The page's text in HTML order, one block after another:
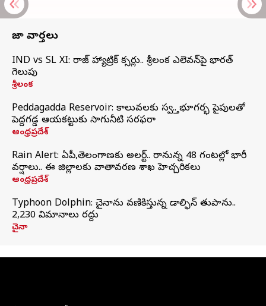
తాజా వార్తలు
IND vs SL XI: సిరాజ్‌ హ్యాట్రిక్‌ సిక్సర్లు.. శ్రీలంక ఎలెవన్‌పై భారత్‌
గెలుపు
శ్రీలంక
Peddagadda Reservoir: కాలువలకు స్వస్తి.. భూగర్భ పైపులతో
పెద్దగడ్డ ఆయకట్టుకు సాగునీటి సరఫరా
ఆంధ్రప్రదేశ్
Rain Alert: ఏపీ,తెలంగాణకు అలర్ట్.. రానున్న 48 గంటల్లో భారీ
వర్షాలు.. ఈ జిల్లాలకు వాతావరణ శాఖ హెచ్చరికలు
ఆంధ్రప్రదేశ్
Typhoon Dolphin: చైనాను వణికిస్తున్న డాల్ఫిన్‌ తుపాను..
2,230 విమానాలు రద్దు
చైనా